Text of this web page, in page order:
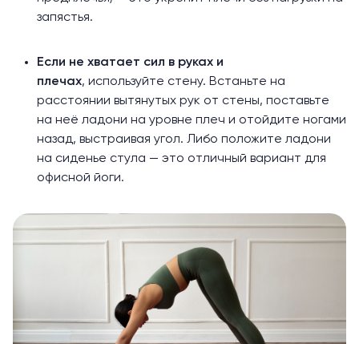
запястья.
Если не хватает сил в руках и
плечах, используйте стену. Встаньте на
расстоянии вытянутых рук от стены, поставьте
на неё ладони на уровне плеч и отойдите ногами
назад, выстраивая угол. Либо положите ладони
на сиденье стула — это отличный вариант для
офисной йоги.